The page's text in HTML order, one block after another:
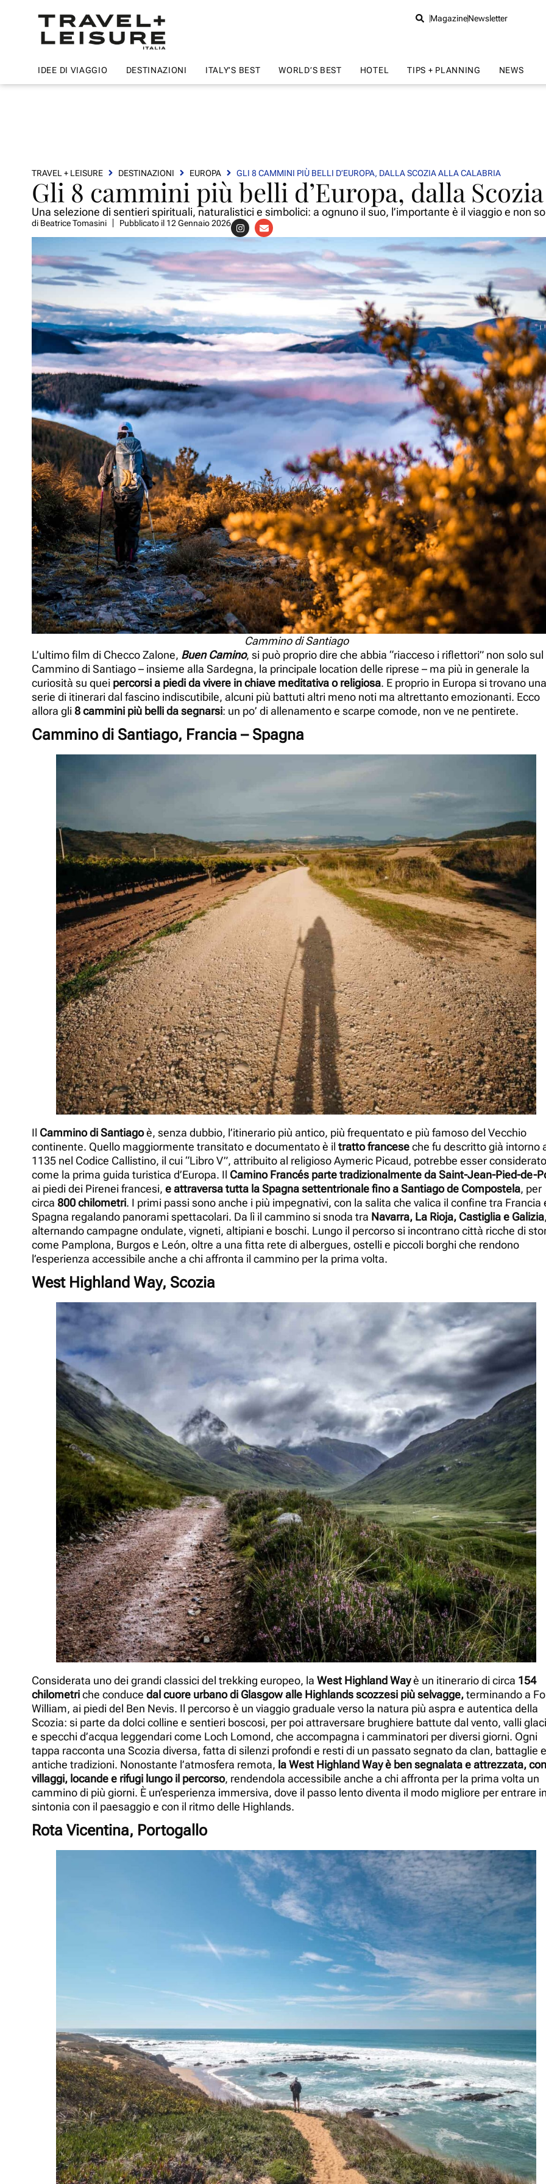
MagazineNewsletter
IDEE DI VIAGGIO DESTINAZIONI ITALY’S BEST WORLD’S BEST HOTEL TIPS + PLANNING NEWS
TRAVEL + LEISURE DESTINAZIONI EUROPA GLI 8 CAMMINI PIÙ BELLI D’EUROPA, DALLA SCOZIA ALLA CALABRIA
Gli 8 cammini più belli d’Europa, dalla
Una selezione di sentieri spirituali, naturalistici e simbolici: a ognuno il suo, l’importante è il viaggio e non
di Beatrice Tomasini Pubblicato il 12 Gennaio 2026
Cammino di Santiago
L’ultimo film di Checco Zalone, Buen Camino, si può proprio dire che abbia “riacceso i riflettori” non solo sul
Cammino di Santiago – insieme alla Sardegna, la principale location delle riprese – ma più in generale la
curiosità su quei percorsi a piedi da vivere in chiave meditativa o religiosa. E proprio in Europa si trovano una
serie di itinerari dal fascino indiscutibile, alcuni più battuti altri meno noti ma altrettanto emozionanti. Ecco
allora gli 8 cammini più belli da segnarsi: un po’ di allenamento e scarpe comode, non ve ne pentirete.
Cammino di Santiago, Francia – Spagna
Il Cammino di Santiagoè, senza dubbio, l’itinerario più antico, più frequentato e più famoso del Vecchio
continente. Quello maggiormente transitato e documentato è il tratto franceseche fu descritto già intorno
1135 nel Codice Callistino, il cui “Libro V”, attribuito al religioso Aymeric Picaud, potrebbe esser considerato
come la prima guida turistica d’Europa. Il Camino Francés parte tradizionalmente da Saint-Jean-Pied-de-
ai piedi dei Pirenei francesi, e attraversa tutta la Spagna settentrionale fino a Santiago de Compostela, per
circa 800 chilometri. I primi passi sono anche i più impegnativi, con la salita che valica il confine tra Francia
Spagna regalando panorami spettacolari. Da lì il cammino si snoda tra Navarra, La Rioja, Castiglia e Galizia
alternando campagne ondulate, vigneti, altipiani e boschi. Lungo il percorso si incontrano città ricche di
come Pamplona, Burgos e León, oltre a una fitta rete di albergues, ostelli e piccoli borghi che rendono
l’esperienza accessibile anche a chi affronta il cammino per la prima volta.
West Highland Way, Scozia
Considerata uno dei grandi classici del trekking europeo, la West Highland Wayè un itinerario di circa 154
chilometriche conduce dal cuore urbano di Glasgow alle Highlands scozzesi più selvagge,terminando a
William, ai piedi del Ben Nevis. Il percorso è un viaggio graduale verso la natura più aspra e autentica della
Scozia: si parte da dolci colline e sentieri boscosi, per poi attraversare brughiere battute dal vento, valli
e specchi d’acqua leggendari come Loch Lomond, che accompagna i camminatori per diversi giorni. Ogni
tappa racconta una Scozia diversa, fatta di silenzi profondi e resti di un passato segnato da clan, battaglie e
antiche tradizioni. Nonostante l’atmosfera remota, la West Highland Way è ben segnalata e attrezzata, con
villaggi, locande e rifugi lungo il percorso, rendendola accessibile anche a chi affronta per la prima volta un
cammino di più giorni. È un’esperienza immersiva, dove il passo lento diventa il modo migliore per entrare
sintonia con il paesaggio e con il ritmo delle Highlands.
Rota Vicentina, Portogallo